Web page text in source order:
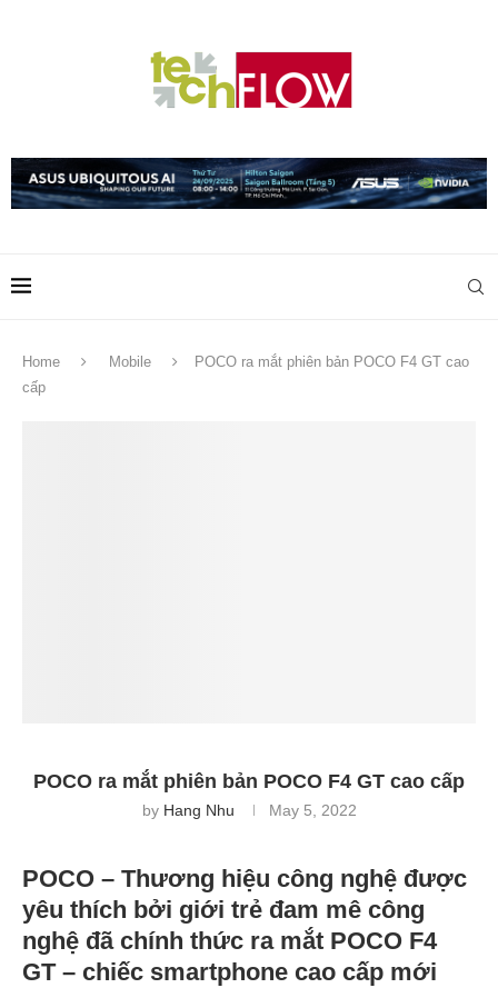
Home Mobile
POCO ra mắt phiên bản POCO F4 GT cao
cấp
POCO ra mắt phiên bản POCO F4 GT cao cấp
by Hang Nhu May 5, 2022
POCO – Thương hiệu công nghệ được
yêu thích bởi giới trẻ đam mê công
nghệ đã chính thức ra mắt POCO F4
GT – chiếc smartphone cao cấp mới